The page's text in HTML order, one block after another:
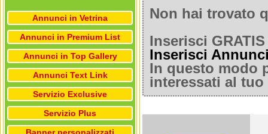
Annunci in Vetrina
Annunci in Premium List
Annunci in Top Gallery
Annunci Text Link
Servizio Exclusive
Servizio Plus
Non hai trovato
Inserisci
Inserisci
In questo modo
interessati al